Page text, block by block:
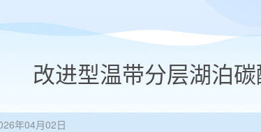
改进型温带分层湖泊
年04月02日